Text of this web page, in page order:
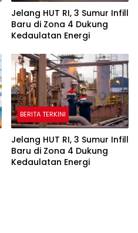
Jelang HUT RI, 3 Sumur Infill
Baru di Zona 4 Dukung
Kedaulatan Energi
BERITA TERKINI
Jelang HUT RI, 3 Sumur Infill
Baru di Zona 4 Dukung
Kedaulatan Energi